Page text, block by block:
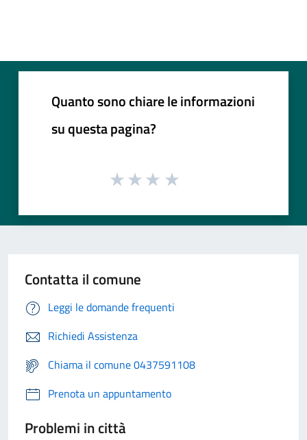
Quanto sono chiare le informazioni
su questa pagina?
Contatta il comune
Leggi le domande frequenti
Richiedi Assistenza
Chiama il comune 0437591108
Prenota un appuntamento
Problemi in città